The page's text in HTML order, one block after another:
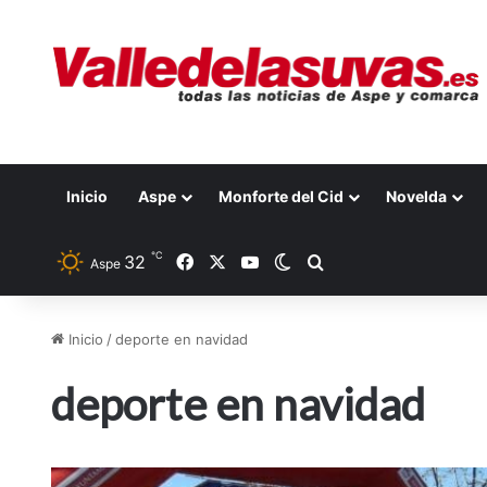
Inicio Aspe Monforte del Cid Novelda
Aspe 32 ℃ FacebookYouTubeSwitch skin
Inicio /deporte en navidad
deporte en navidad